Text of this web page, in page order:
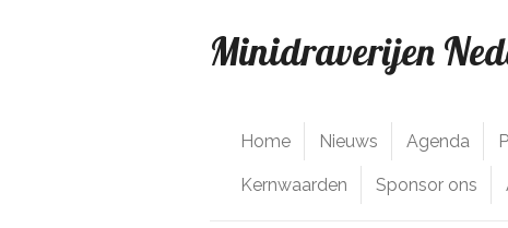
Minidraverijen
Home Nieuws Agenda
Kernwaarden Sponsor ons